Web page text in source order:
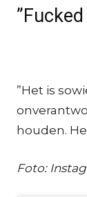
”Fucked
”Het is
houden.
Foto: